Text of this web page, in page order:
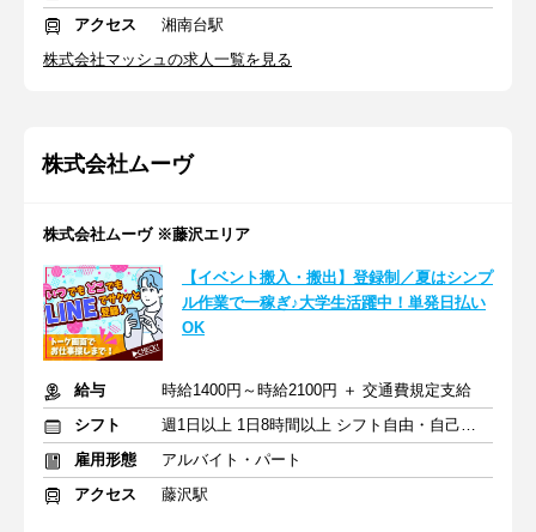
アクセス
湘南台駅
株式会社マッシュの求人一覧を見る
株式会社ムーヴ
株式会社ムーヴ ※藤沢エリア
【イベント搬入・搬出】登録制／夏はシンプ
ル作業で一稼ぎ♪大学生活躍中！単発日払い
OK
給与
時給1400円～時給2100円 ＋ 交通費規定支給
シフト
週1日以上 1日8時間以上 シフト自由・自己申告
雇用形態
アルバイト・パート
アクセス
藤沢駅